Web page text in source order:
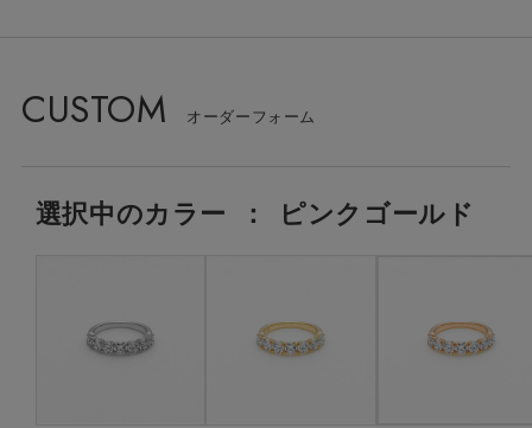
CUSTOM
選択中のカラー ： ピンクゴールド